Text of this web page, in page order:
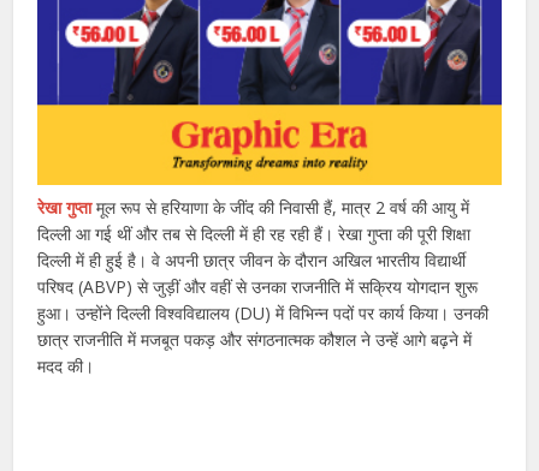
रेखा गुप्तामूल रूप से हरियाणा के जींद की निवासी हैं, मात्र 2 वर्ष की आयु में
दिल्ली आ गई थीं और तब से दिल्ली में ही रह रही हैं। रेखा गुप्ता की पूरी शिक्षा
दिल्ली में ही हुई है। वे अपनी छात्र जीवन के दौरान अखिल भारतीय विद्यार्थी
परिषद (ABVP) से जुड़ीं और वहीं से उनका राजनीति में सक्रिय योगदान शुरू
हुआ। उन्होंने दिल्ली विश्वविद्यालय (DU) में विभिन्न पदों पर कार्य किया। उनकी
छात्र राजनीति में मजबूत पकड़ और संगठनात्मक कौशल ने उन्हें आगे बढ़ने में
मदद की।